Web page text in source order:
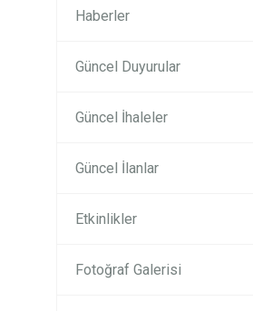
Haberler
Güncel Duyurular
Güncel İhaleler
Güncel İlanlar
Etkinlikler
Fotoğraf Galerisi